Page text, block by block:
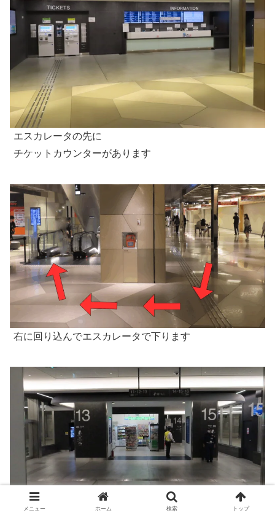
エスカレータの先に
チケットカウンターがあります
右に回り込んでエスカレータで下ります
メニュー ホーム 検索 トップ